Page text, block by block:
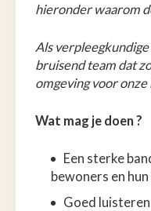
hieronder waarom
Als
bruisend team dat
omgeving voor
Wat mag je doen ?
Een sterke
bewoners en
Goed